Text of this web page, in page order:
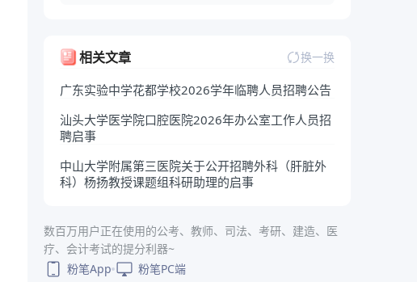
相关文章 换一换
广东实验中学花都学校2026学年临聘人员招聘公告
汕头大学医学院口腔医院2026年办公室工作人员招
聘启事
中山大学附属第三医院关于公开招聘外科（肝脏外
科）杨扬教授课题组科研助理的启事
数百万用户正在使用的公考、教师、司法、考研、建造、医
疗、会计考试的提分利器~
粉笔App
粉笔PC端